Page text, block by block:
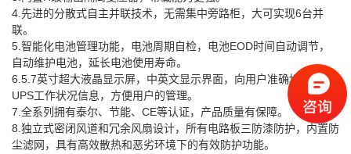
4. 先进的分散式自主并联技术，无需集中旁路柜，大可实现6台并
联。
5. 智能化电池管理功能，电池周期自检，电池EOD时间自动调节，
自动维护电池，延长电池使用寿命。
6.5.7英寸超大液晶显示屏，中英文显示界面，向用户准确地显示
UPS工作状况信息，方便用户的管理。
7. 全系列拥有泰尔、节能、 CE等认证，产品质量有保障。
8. 独立式密闭风道和冗余风扇设计，所有电路板三防漆防护，内置防
尘滤网，具有高效散热和恶劣环境下的有效防护功能。